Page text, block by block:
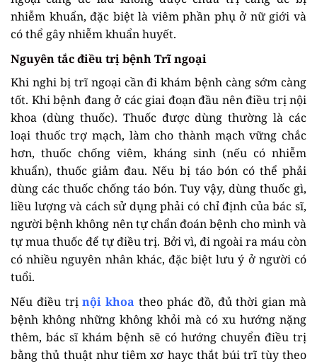
nhiễm khuẩn, đặc biệt là viêm phần phụ ở nữ giới và
có thể gây nhiễm khuẩn huyết.
Nguyên tắc điều trị bệnh Trĩ ngoại
Khi nghi bị trĩ ngoại cần đi khám bệnh càng sớm càng
tốt. Khi bệnh đang ở các giai đoạn đầu nên điều trị nội
khoa (dùng thuốc). Thuốc được dùng thường là các
loại thuốc trợ mạch, làm cho thành mạch vững chắc
hơn, thuốc chống viêm, kháng sinh (nếu có nhiễm
khuẩn), thuốc giảm đau. Nếu bị táo bón có thể phải
dùng các thuốc chống táo bón. Tuy vậy, dùng thuốc gì,
liều lượng và cách sử dụng phải có chỉ định của bác sĩ,
người bệnh không nên tự chẩn đoán bệnh cho mình và
tự mua thuốc để tự điều trị. Bởi vì, đi ngoài ra máu còn
có nhiều nguyên nhân khác, đặc biệt lưu ý ở người có
tuổi.
Nếu điều trịnội khoa theo phác đồ, đủ thời gian mà
bệnh không những không khỏi mà có xu hướng nặng
thêm, bác sĩ khám bệnh sẽ có hướng chuyển điều trị
bằng thủ thuật như tiêm xơ hayc thắt búi trĩ tùy theo